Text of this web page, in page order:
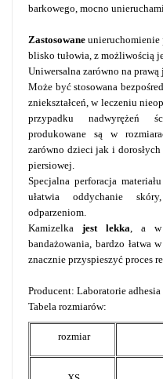
barkowego, mocno
Zastosowane unieruchomienie
blisko tułowia, z możliwością
Uniwersalna zarówno na
Może być stosowana
zniekształceń, w leczeniu
przypadku nadwyrężeń
produkowane są w
zarówno dzieci jak i
piersiowej.
Specjalna perforacja
ułatwia oddychanie
odparzeniom.
Kamizelka jest lekka, a w
bandażowania, bardzo łatwa
znacznie przyspieszyć proces
Producent: Laboratorie adhesia
Tabela rozmiarów:
rozmiar